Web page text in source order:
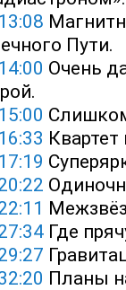
Пути.
Очень
Квартет
Где
Планы